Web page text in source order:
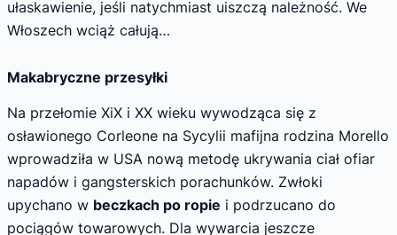
ułaskawienie, jeśli natychmiast uiszczą należność. We
Włoszech wciąż całują…
Makabryczne przesyłki
Na przełomie XiX i XX wieku wywodząca się z
osławionego Corleone na Sycylii mafijna rodzina Morello
wprowadziła w USA nową metodę ukrywania ciał ofiar
napadów i gangsterskich porachunków. Zwłoki
upychano w beczkach po ropie i podrzucano do
pociągów towarowych. Dla wywarcia jeszcze